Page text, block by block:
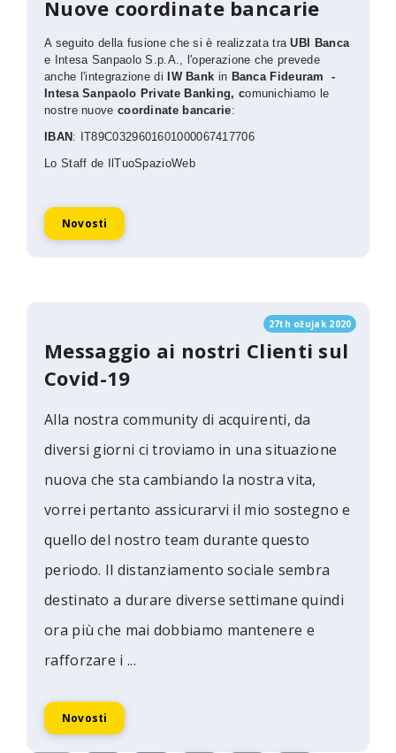
Nuove coordinate bancarie
A seguito della fusione che si è realizzata traUBI Banca
e Intesa Sanpaolo S.p.A., l'operazione che prevede
anche l'integrazione di
IW Bank in Banca Fideuram -
Intesa Sanpaolo Private Banking, comunichiamo le
nostre nuove coordinate bancarie:
IBAN : IT89C0329601601000067417706
Lo Staff de IlTuoSpazioWeb
Novosti
27th ožujak 2020
Messaggio ai nostri Clienti sul
Covid-19
Alla nostra community di acquirenti, da
diversi giorni ci troviamo in una situazione
nuova che sta cambiando la nostra vita,
vorrei pertanto assicurarvi il mio sostegno e
quello del nostro team durante questo
periodo. Il distanziamento sociale sembra
destinato a durare diverse settimane quindi
ora più che mai dobbiamo mantenere e
rafforzare i ...
Novosti